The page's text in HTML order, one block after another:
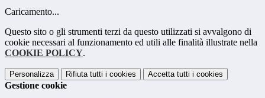
Caricamento...
Questo sito o gli strumenti terzi da questo utilizzati si avvalgono di
cookie necessari al funzionamento ed utili alle finalità illustrate nella
COOKIE POLICY.
Personalizza Rifiuta tutti i cookies Accetta tutti i cookies
Gestione cookie